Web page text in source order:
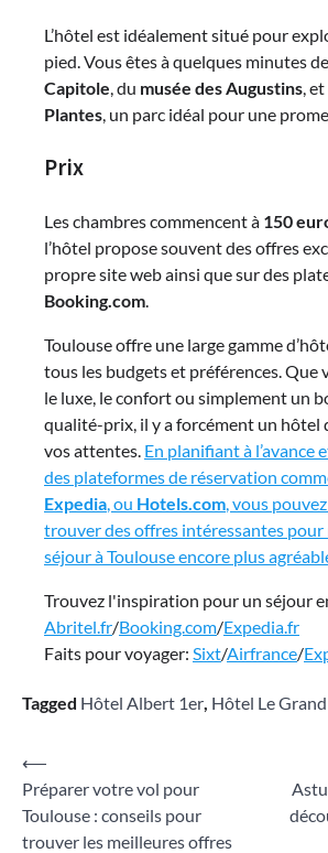
L’hôtel est idéalement situé pour
pied. Vous êtes à quelques minutes
Capitole, du musée des Augustins,
Plantes, un parc idéal pour une
Prix
Les chambres commencent à 150
l’hôtel propose souvent des offres
propre site web ainsi que sur des
Booking.com.
Toulouse offre une large gamme
tous les budgets et préférences. Que
le luxe, le confort ou simplement un
qualité-prix, il y a forcément un hôtel
vos attentes. En planifiant à l’avance
des plateformes de réservation
Expedia, ou Hotels.com, vous
trouver des offres intéressantes
séjour à Toulouse encore plus
Trouvez l'inspiration pour un séjour
Abritel.fr/Booking.com/Expedia.fr
Faits pour voyager: Sixt/Airfrance/
Tagged Hôtel Albert 1er, Hôtel Le
Navigation
de
l’article
⟵
Préparer votre vol pour
Toulouse : conseils pour
trouver les meilleures offres